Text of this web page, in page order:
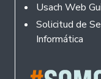
Usach Web
Solicitud de
Informática